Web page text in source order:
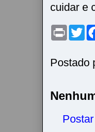
cuidar e
P
t
T
w
t
e
Postado